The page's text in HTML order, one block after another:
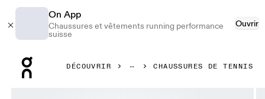
On App
Chaussures et vêtements running performance
suisse
Ouvrir
DÉCOUVRIR CHAUSSURES DE TENNIS